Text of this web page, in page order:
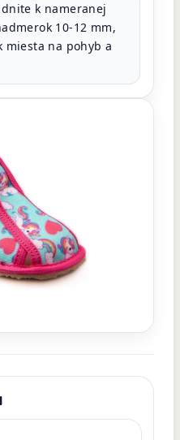
k nameranej
10-12 mm,
miesta na pohyb a